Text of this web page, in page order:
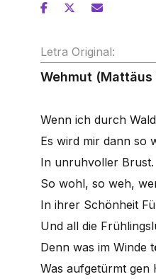
Letra Original:
Wehmut
Wenn ich durch
Es wird mir dann so
In unruhvoller Brust.
So wohl, so weh,
In ihrer Schönheit
Und all die
Denn was im Winde
Was aufgetürmt gen